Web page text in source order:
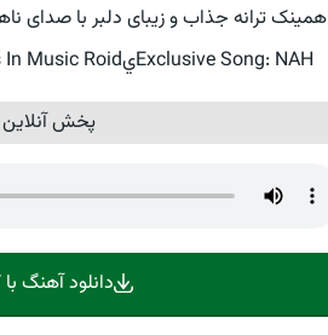
همینک ترانه جذاب و زیبای دلبر با صدای
Exclusive Song: NAHيD | DLBR With Text And Direct Links In Music Roid
پخش
دانلود آهنگ با